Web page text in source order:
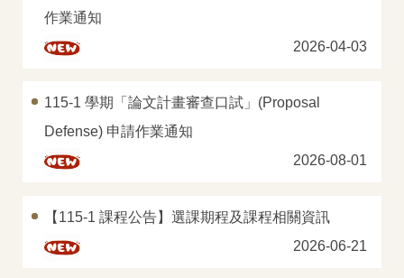
碩士班
碩專班
課程資訊
論文計畫審查口試
招生資訊
學分班
作業通知
2026-04-03
115-1 學期「論文計畫審查口試」(Proposal
Defense) 申請作業通知
2026-08-01
【115-1 課程公告】選課期程及課程相關資訊
2026-06-21